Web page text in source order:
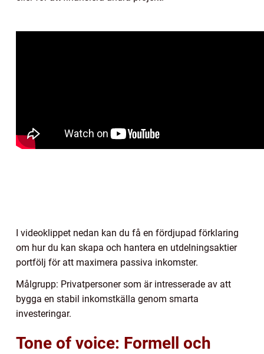
I videoklippet nedan kan du få en fördjupad förklaring
om hur du kan skapa och hantera en utdelningsaktier
portfölj för att maximera passiva inkomster.
Målgrupp: Privatpersoner som är intresserade av att
bygga en stabil inkomstkälla genom smarta
investeringar.
Tone of voice: Formell och